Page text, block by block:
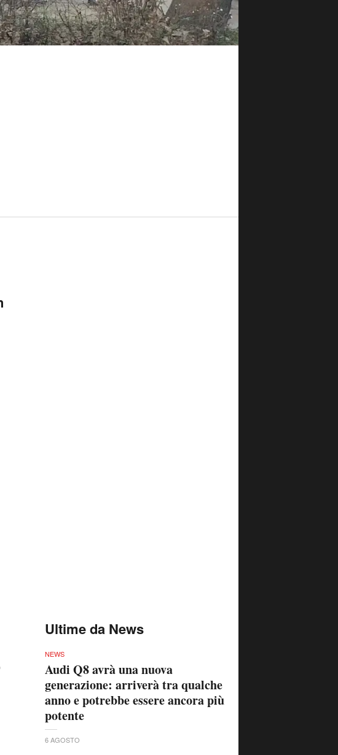
Ultime da News
NEWS
Audi Q8 avrà una nuova
generazione: arriverà tra qualche
anno e potrebbe essere ancora più
potente
6 AGOSTO